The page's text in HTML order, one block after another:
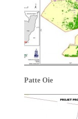
Patte Oie